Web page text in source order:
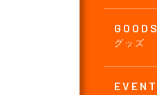
GOODS
グッズ
EVENT